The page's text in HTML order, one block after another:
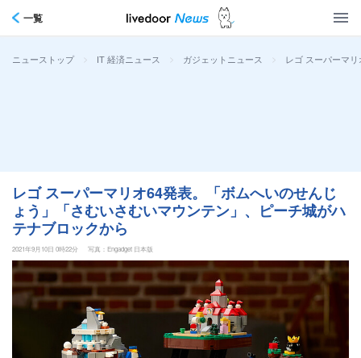
一覧
ニューストップ > IT 経済ニュース > ガジェットニュース > レゴ スーパーマ
レゴ スーパーマリオ64発表。「ボムへいのせんじ
ょう」「さむいさむいマウンテン」、ピーチ城がハ
テナブロックから
2021年9月10日 0時22分 写真：Engadget 日本版